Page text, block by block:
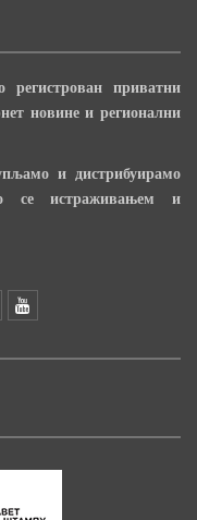
приватни
новине и регионални
и дистрибуирамо
се истраживањем и